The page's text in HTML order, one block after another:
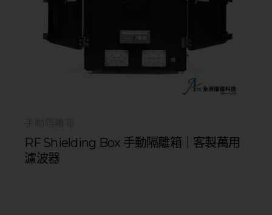
RF Shielding Box 手動隔離箱｜客製萬用
濾波器